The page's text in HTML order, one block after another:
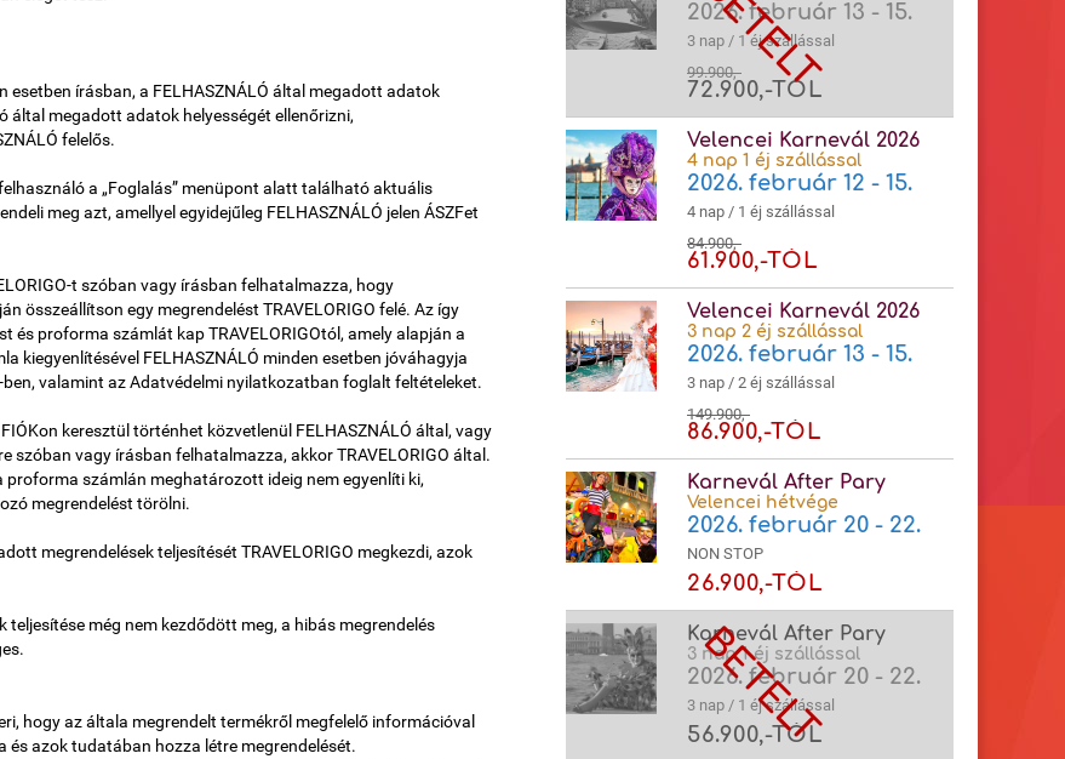
esetben írásban, a FELHASZNÁLÓ által megadott adatok
által megadott adatok helyességét ellenőrizni,
felelős.
a „Foglalás” menüpont alatt található aktuális
meg azt, amellyel egyidejűleg FELHASZNÁLÓ jelen ÁSZFet
t szóban vagy írásban felhatalmazza, hogy
összeállítson egy megrendelést TRAVELORIGO felé. Az így
és proforma számlát kap TRAVELORIGOtól, amely alapján a
kiegyenlítésével FELHASZNÁLÓ minden esetben jóváhagyja
valamint az Adatvédelmi nyilatkozatban foglalt feltételeket.
keresztül történhet közvetlenül FELHASZNÁLÓ által, vagy
szóban vagy írásban felhatalmazza, akkor TRAVELORIGO által.
proforma számlán meghatározott ideig nem egyenlíti ki,
megrendelést törölni.
megrendelések teljesítését TRAVELORIGO megkezdi, azok
még nem kezdődött meg, a hibás megrendelés
hogy az általa megrendelt termékről megfelelő információval
azok tudatában hozza létre megrendelését.
2026. február 13 - 15.
3 nap / 1 éj szállással
99.900,-
72.900,-TÓL
Velencei Karnevál 2026
4 nap 1 éj szállással
2026. február 12 - 15.
4 nap / 1 éj szállással
84.900,-
61.900,-TÓL
Velencei Karnevál 2026
3 nap 2 éj szállással
2026. február 13 - 15.
3 nap / 2 éj szállással
149.900,-
86.900,-TÓL
Karnevál After Pary
Velencei hétvége
2026. február 20 - 22.
NON STOP
26.900,-TÓL
Karnevál After Pary
3 nap 1 éj szállással
2026. február 20 - 22.
3 nap / 1 éj szállással
56.900,-TÓL